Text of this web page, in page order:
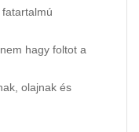
hagy foltot a
olajnak és